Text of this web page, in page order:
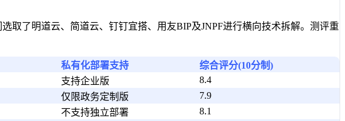
取了明道云、简道云、钉钉宜搭、用友BIP及JNPF进行横向技术拆解。测评重
私有化部署支持
综合评分(10分制)
支持企业版
8.4
仅限政务定制版
7.9
不支持独立部署
8.1